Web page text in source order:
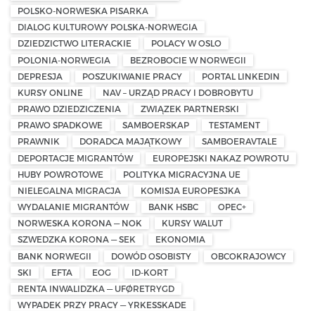
POLSKO-NORWESKA PISARKA
DIALOG KULTUROWY POLSKA-NORWEGIA
DZIEDZICTWO LITERACKIE
POLACY W OSLO
POLONIA-NORWEGIA
BEZROBOCIE W NORWEGII
DEPRESJA
POSZUKIWANIE PRACY
PORTAL LINKEDIN
KURSY ONLINE
NAV – URZĄD PRACY I DOBROBYTU
PRAWO DZIEDZICZENIA
ZWIĄZEK PARTNERSKI
PRAWO SPADKOWE
SAMBOERSKAP
TESTAMENT
PRAWNIK
DORADCA MAJĄTKOWY
SAMBOERAVTALE
DEPORTACJE MIGRANTÓW
EUROPEJSKI NAKAZ POWROTU
HUBY POWROTOWE
POLITYKA MIGRACYJNA UE
NIELEGALNA MIGRACJA
KOMISJA EUROPESJKA
WYDALANIE MIGRANTÓW
BANK HSBC
OPEC+
NORWESKA KORONA — NOK
KURSY WALUT
SZWEDZKA KORONA — SEK
EKONOMIA
BANK NORWEGII
DOWÓD OSOBISTY
OBCOKRAJOWCY
SKI
EFTA EOG
ID-KORT
RENTA INWALIDZKA — UFØRETRYGD
WYPADEK PRZY PRACY — YRKESSKADE